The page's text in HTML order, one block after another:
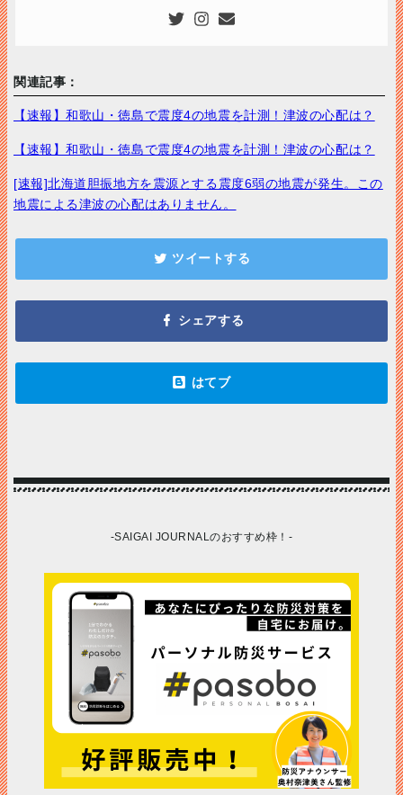
関連記事：
【速報】和歌山・徳島で震度4の地震を計測！津波の心配は？
【速報】和歌山・徳島で震度4の地震を計測！津波の心配は？
[速報]北海道胆振地方を震源とする震度6弱の地震が発生。この
地震による津波の心配はありません。
-SAIGAI JOURNALのおすすめ枠！-